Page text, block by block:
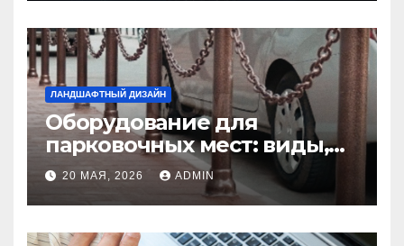
ЛАНДШАФТНЫЙ ДИЗАЙН
Оборудование для
парковочных мест: виды,
функции и нормы
установки
20 МАЯ, 2026 ADMIN